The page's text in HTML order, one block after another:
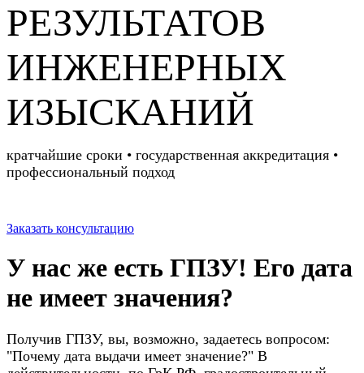
РЕЗУЛЬТАТОВ
ИНЖЕНЕРНЫХ
ИЗЫСКАНИЙ
кратчайшие сроки • государственная аккредитация •
профессиональный подход
Заказать консультацию
У нас же есть ГПЗУ! Его дата
не имеет значения?
Получив ГПЗУ, вы, возможно, задаетесь вопросом:
"Почему дата выдачи имеет значение?" В